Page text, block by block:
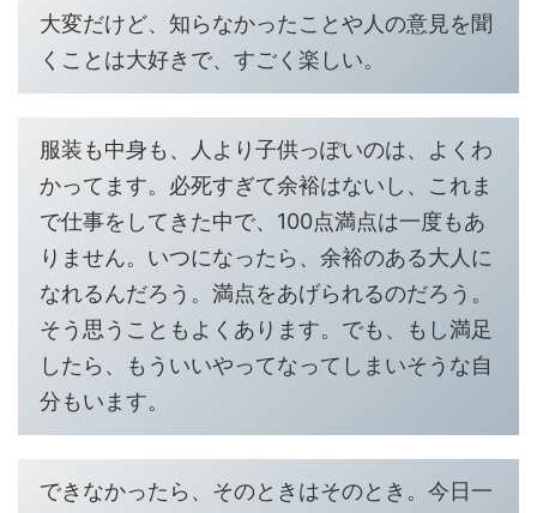
大変だけど、知らなかったことや人の意見を聞
くことは大好きで、すごく楽しい。
服装も中身も、人より子供っぽいのは、よくわ
かってます。必死すぎて余裕はないし、これま
で仕事をしてきた中で、100点満点は一度もあ
りません。いつになったら、余裕のある大人に
なれるんだろう。満点をあげられるのだろう。
そう思うこともよくあります。でも、もし満足
したら、もういいやってなってしまいそうな自
分もいます。
できなかったら、そのときはそのとき。今日一